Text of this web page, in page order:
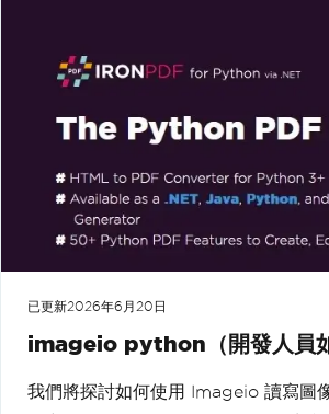
已更新2026年6月20日
imageio python（開發人員如
我們將探討如何使用 Imageio 讀寫圖